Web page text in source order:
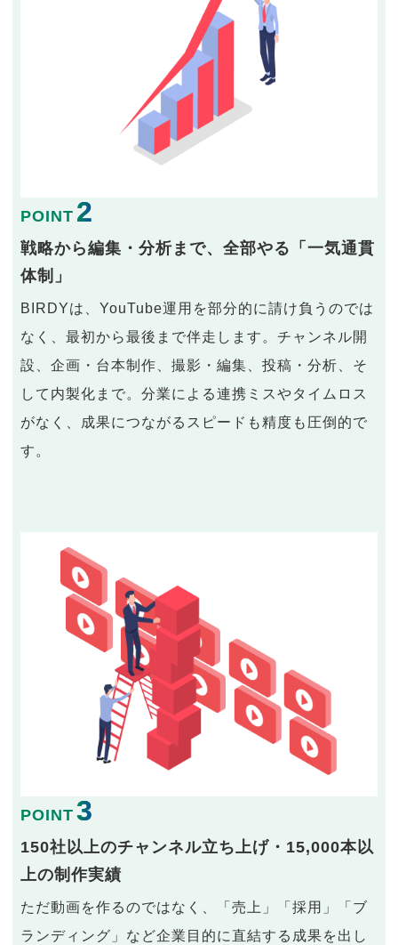
POINT 2
戦略から編集・分析まで、全部やる「一気通貫
体制」
BIRDYは、YouTube運用を部分的に請け負うのでは
なく、最初から最後まで伴走します。チャンネル開
設、企画・台本制作、撮影・編集、投稿・分析、そ
して内製化まで。分業による連携ミスやタイムロス
がなく、成果につながるスピードも精度も圧倒的で
す。
POINT 3
150社以上のチャンネル立ち上げ・15,000本以
上の制作実績
ただ動画を作るのではなく、「売上」「採用」「ブ
ランディング」など企業目的に直結する成果を出し